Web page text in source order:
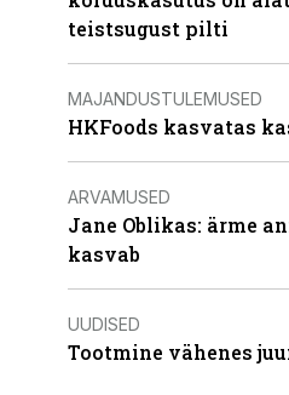
teistsugust pilti
MAJANDUSTULEMUSED
HKFoods kasvatas
ARVAMUSED
Jane Oblikas: ärme
kasvab
UUDISED
Tootmine vähenes